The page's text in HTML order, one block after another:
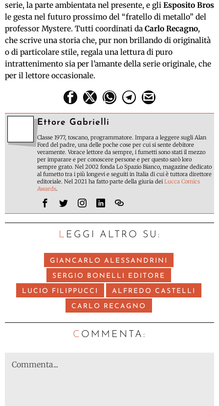
serie, la parte ambientata nel presente, e gli Esposito Bros
le gesta nel futuro prossimo del “fratello di metallo” del
professor Mystere. Tutti coordinati da Carlo Recagno,
che scrive una storia che, pur non brillando di originalità
o di particolare stile, regala una lettura di puro
intrattenimento sia per l’amante della serie originale, che
per il lettore occasionale.
Ettore Gabrielli
Classe 1977, toscano, programmatore. Impara a leggere sugli Alan
Ford del padre, una delle poche cose per cui si sente debitore
veramente. Vorace lettore da sempre, i fumetti sono stati il mezzo
per imparare e per conoscere persone e per questo sarò loro
sempre grato. Nel 2002 fonda Lo Spazio Bianco, magazine dedicato
al fumetto tra i più longevi e seguiti in Italia di cui è tuttora direttore
editoriale. Nel 2021 ha fatto parte della giuria deiLucca Comics
Awards.
LEGGI ALTRO SU:
GIANCARLO ALESSANDRINI
SERGIO BONELLI EDITORE
LUCIO FILIPPUCCI ALFREDO CASTELLI
CARLO RECAGNO
C OMMENTA: